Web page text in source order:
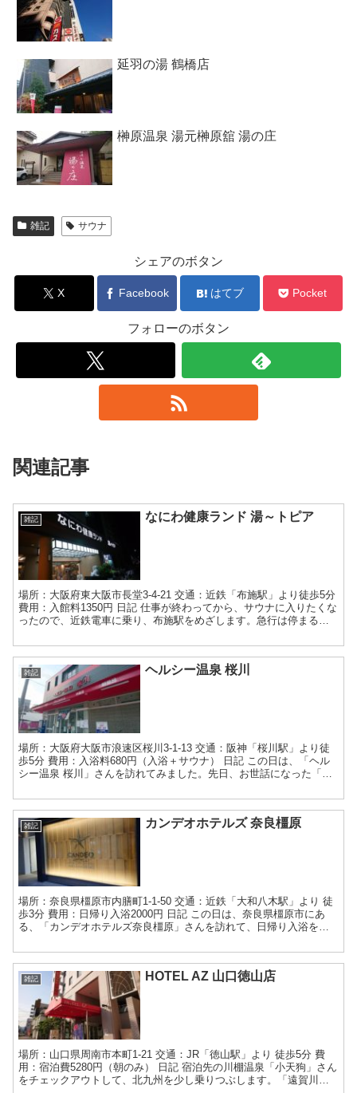
延羽の湯 鶴橋店
榊原温泉 湯元榊原舘 湯の庄
雑記 サウナ
シェアのボタン
X Facebook はてブ Pocket
フォローのボタン
関連記事
雑記 なにわ健康ランド 湯～トピア
場所：大阪府東大阪市長堂3-4-21 交通：近鉄「布施駅」より徒歩5分
費用：入館料1350円 日記 仕事が終わってから、サウナに入りたくな
ったので、近鉄電車に乗り、布施駅をめざします。急行は停まるの
雑記 ヘルシー温泉 桜川
場所：大阪府大阪市浪速区桜川3-1-13 交通：阪神「桜川駅」より徒
歩5分 費用：入浴料680円（入浴＋サウナ） 日記 この日は、「ヘル
シー温泉 桜川」さんを訪れてみました。先日、お世話になった「ヘ
雑記 カンデオホテルズ 奈良橿原
場所：奈良県橿原市内膳町1-1-50 交通：近鉄「大和八木駅」より 徒
歩3分 費用：日帰り入浴2000円 日記 この日は、奈良県橿原市にあ
る、「カンデオホテルズ奈良橿原」さんを訪れて、日帰り入浴をし
雑記 HOTEL AZ 山口徳山店
場所：山口県周南市本町1-21 交通：JR「徳山駅」より 徒歩5分 費
用：宿泊費5280円（朝のみ） 日記 宿泊先の川棚温泉「小天狗」さん
をチェックアウトして、北九州を少し乗りつぶします。「遠賀川温